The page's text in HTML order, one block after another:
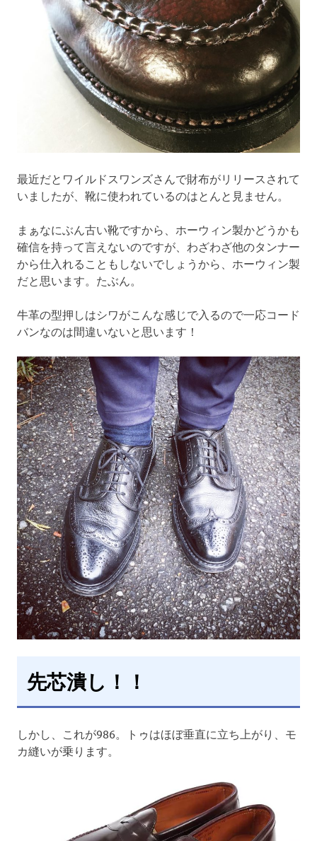
最近だとワイルドスワンズさんで財布がリリースされて
いましたが、靴に使われているのはとんと見ません。
まぁなにぶん古い靴ですから、ホーウィン製かどうかも
確信を持って言えないのですが、わざわざ他のタンナー
から仕入れることもしないでしょうから、ホーウィン製
だと思います。たぶん。
牛革の型押しはシワがこんな感じで入るので一応コード
バンなのは間違いないと思います！
先芯潰し！！
しかし、これが986。トゥはほぼ垂直に立ち上がり、モ
カ縫いが乗ります。